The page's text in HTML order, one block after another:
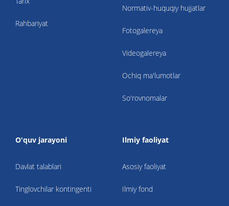
Rahbariyat
Normativ-huquqiy hujjatlar
Fotogalereya
Videogalereya
Ochiq ma'lumotlar
So'rovnomalar
O'quv jarayoni
Davlat talablari
Tinglovchilar kontingenti
Ilmiy faoliyat
Asosiy faoliyat
Ilmiy fond